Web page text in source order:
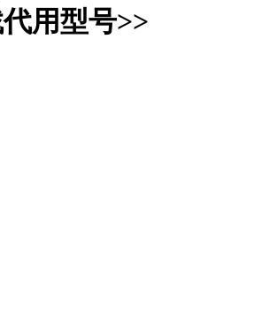
用型号>>